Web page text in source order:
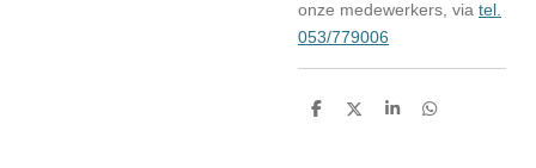
onze medewerkers, via tel.
053/779006
D
D
S
D